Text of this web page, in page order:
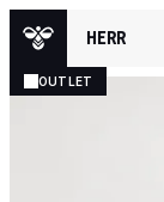
HERR
OUTLET